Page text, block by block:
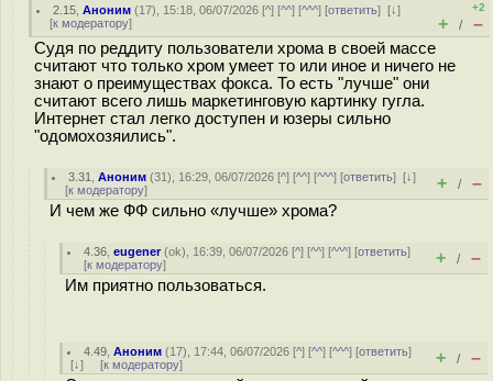
2.15 ,Аноним (17), 15:18, 06/07/2026 [^] [^^] [^^^] [ответить][↓]
[к модератору]
+2
+ / –
Судя по реддиту пользователи хрома в своей массе
считают что только хром умеет то или иное и ничего не
знают о преимуществах фокса. То есть "лучше" они
считают всего лишь маркетинговую картинку гугла.
Интернет стал легко доступен и юзеры сильно
"одомохозяились".
3.31 ,Аноним (31), 16:29, 06/07/2026 [^] [^^] [^^^] [ответить][↓]
[к модератору] + / –
И чем же ФФ сильно «лучше» хрома?
4.36 ,eugener(ok), 16:39, 06/07/2026 [^] [^^] [^^^] [ответить]
[к модератору] + / –
Им приятно пользоваться.
4.49 ,Аноним (17), 17:44, 06/07/2026 [^] [^^] [^^^] [ответить]
[↓] [к модератору] + / –